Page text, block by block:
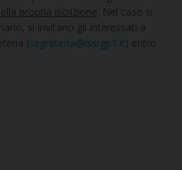
propria iscrizione. Nel caso si
si invitano gli interessati a
(segreteria@issrgp1.it) entro